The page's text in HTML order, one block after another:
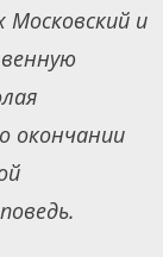
и
окончании